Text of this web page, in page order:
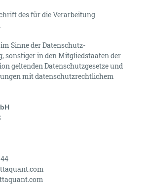
des für die Verarbeitung
Sinne der Datenschutz-
sonstiger in den Mitgliedstaaten der
geltenden Datenschutzgesetze und
mit datenschutzrechtlichem